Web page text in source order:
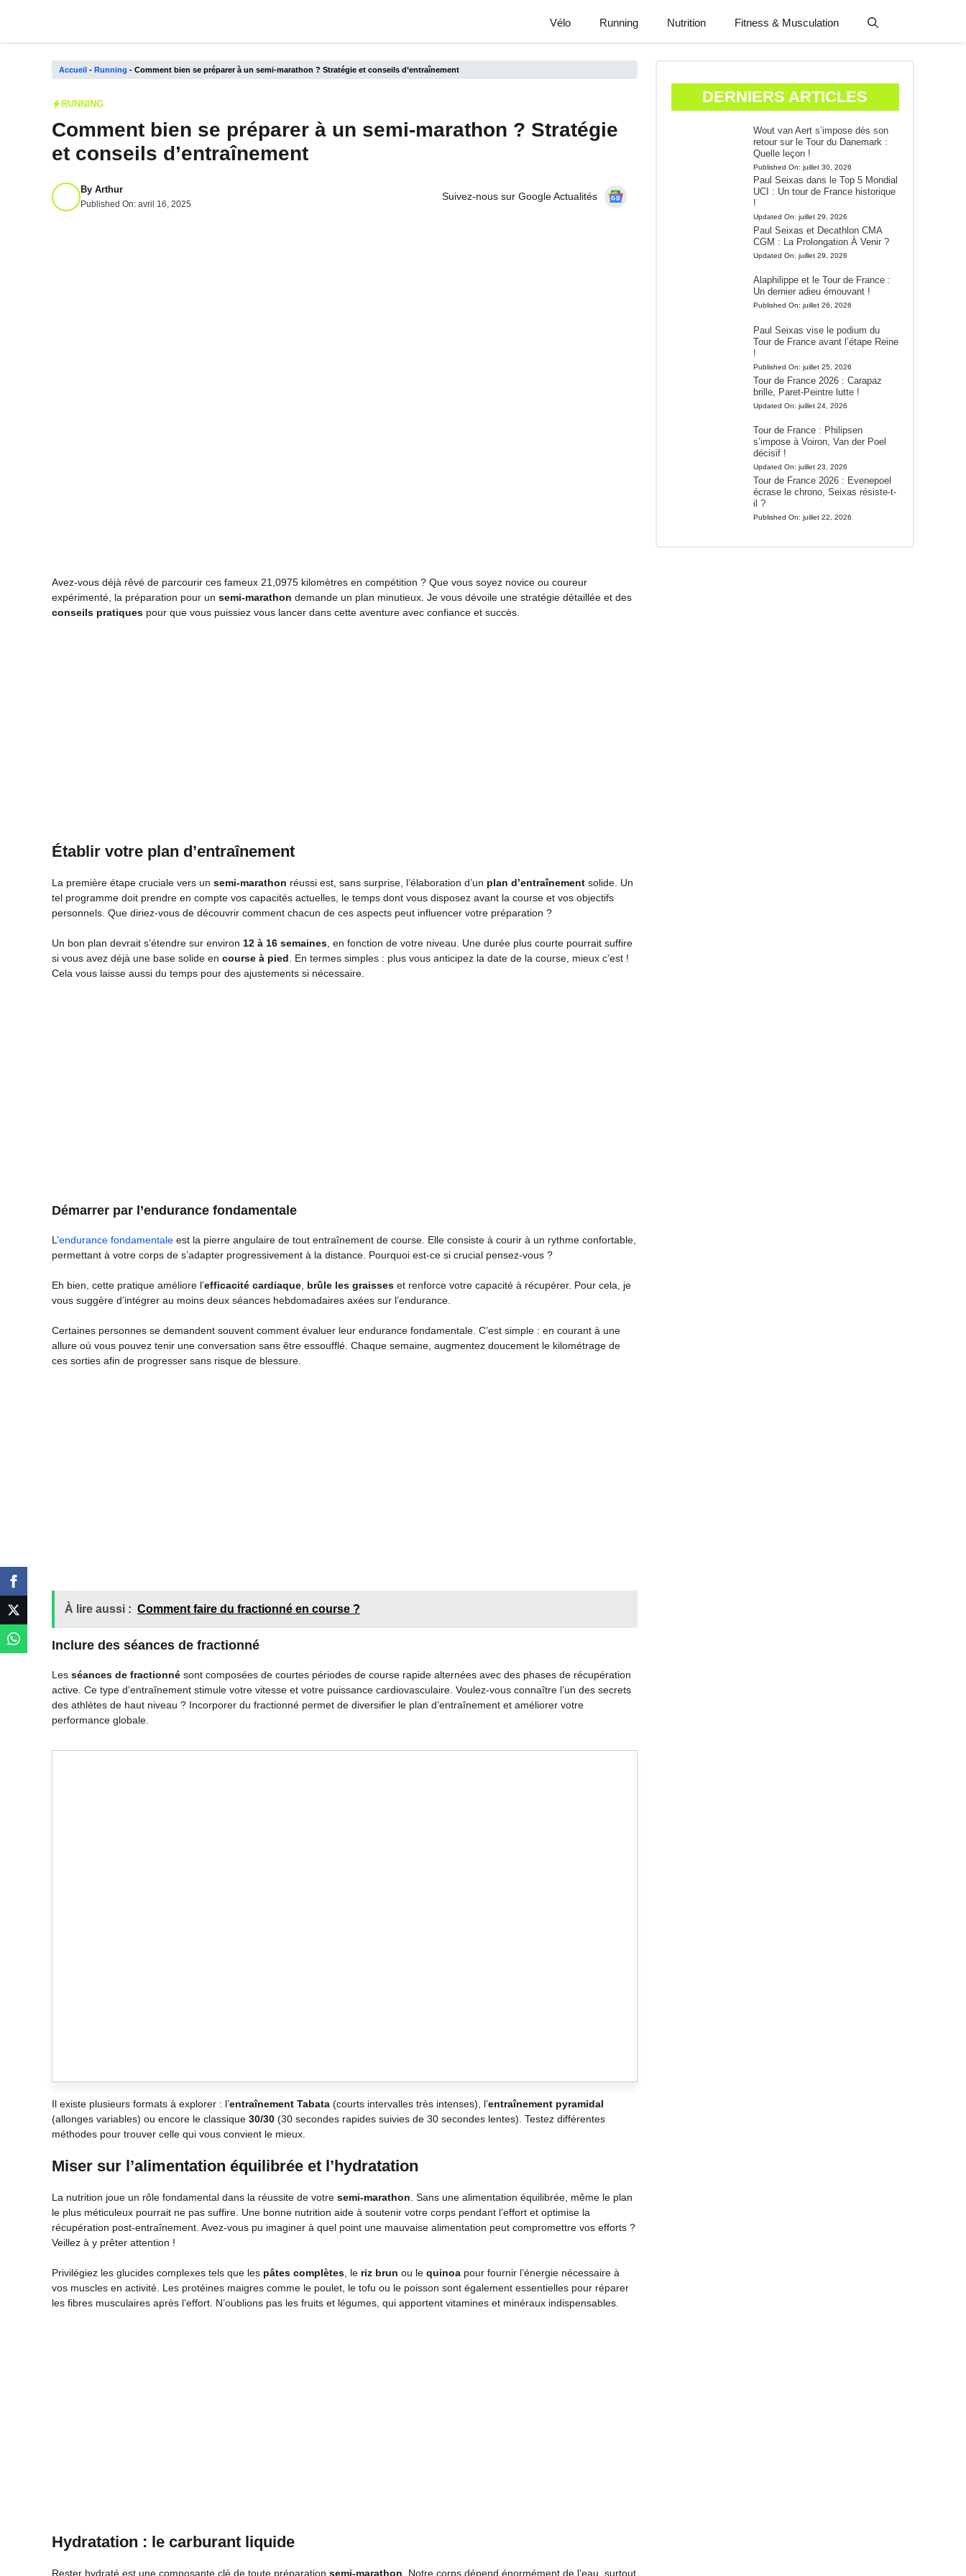
Vélo Running Nutrition Fitness & Musculation
Accueil - Running - Comment bien se préparer à un semi-marathon ? Stratégie et conseils d’entraînement
RUNNING
Comment bien se préparer à un semi-marathon ? Stratégie
et conseils d’entraînement
By Arthur
Published On: avril 16, 2025
Suivez-nous sur Google Actualités
Avez-vous déjà rêvé de parcourir ces fameux 21,0975 kilomètres en compétition ? Que vous soyez novice ou coureur
expérimenté, la préparation pour un semi-marathon demande un plan minutieux. Je vous dévoile une stratégie détaillée et des
conseils pratiques pour que vous puissiez vous lancer dans cette aventure avec confiance et succès.
Établir votre plan d’entraînement
La première étape cruciale vers un semi-marathon réussi est, sans surprise, l’élaboration d’un plan d’entraînement solide. Un
tel programme doit prendre en compte vos capacités actuelles, le temps dont vous disposez avant la course et vos objectifs
personnels. Que diriez-vous de découvrir comment chacun de ces aspects peut influencer votre préparation ?
Un bon plan devrait s’étendre sur environ 12 à 16 semaines, en fonction de votre niveau. Une durée plus courte pourrait suffire
si vous avez déjà une base solide en course à pied. En termes simples : plus vous anticipez la date de la course, mieux c’est !
Cela vous laisse aussi du temps pour des ajustements si nécessaire.
Démarrer par l’endurance fondamentale
L’endurance fondamentale est la pierre angulaire de tout entraînement de course. Elle consiste à courir à un rythme confortable,
permettant à votre corps de s’adapter progressivement à la distance. Pourquoi est-ce si crucial pensez-vous ?
Eh bien, cette pratique améliore l’efficacité cardiaque, brûle les graisses et renforce votre capacité à récupérer. Pour cela, je
vous suggère d’intégrer au moins deux séances hebdomadaires axées sur l’endurance.
Certaines personnes se demandent souvent comment évaluer leur endurance fondamentale. C’est simple : en courant à une
allure où vous pouvez tenir une conversation sans être essoufflé. Chaque semaine, augmentez doucement le kilométrage de
ces sorties afin de progresser sans risque de blessure.
À lire aussi : Comment faire du fractionné en course ?
Inclure des séances de fractionné
Les séances de fractionné sont composées de courtes périodes de course rapide alternées avec des phases de récupération
active. Ce type d’entraînement stimule votre vitesse et votre puissance cardiovasculaire. Voulez-vous connaître l’un des secrets
des athlètes de haut niveau ? Incorporer du fractionné permet de diversifier le plan d’entraînement et améliorer votre
performance globale.
Il existe plusieurs formats à explorer : l’entraînement Tabata (courts intervalles très intenses), l’entraînement pyramidal
(allonges variables) ou encore le classique 30/30 (30 secondes rapides suivies de 30 secondes lentes). Testez différentes
méthodes pour trouver celle qui vous convient le mieux.
Miser sur l’alimentation équilibrée et l’hydratation
La nutrition joue un rôle fondamental dans la réussite de votre semi-marathon. Sans une alimentation équilibrée, même le plan
le plus méticuleux pourrait ne pas suffire. Une bonne nutrition aide à soutenir votre corps pendant l’effort et optimise la
récupération post-entraînement. Avez-vous pu imaginer à quel point une mauvaise alimentation peut compromettre vos efforts ?
Veillez à y prêter attention !
Privilégiez les glucides complexes tels que les pâtes complètes, le riz brun ou le quinoa pour fournir l’énergie nécessaire à
vos muscles en activité. Les protéines maigres comme le poulet, le tofu ou le poisson sont également essentielles pour réparer
les fibres musculaires après l’effort. N’oublions pas les fruits et légumes, qui apportent vitamines et minéraux indispensables.
Hydratation : le carburant liquide
Rester hydraté est une composante clé de toute préparation semi-marathon . Notre corps dépend énormément de l’eau, surtout
DERNIERS ARTICLES
Wout van Aert s’impose dès son
retour sur le Tour du Danemark :
Quelle leçon !
Published On: juillet 30, 2026
Paul Seixas dans le Top 5 Mondial
UCI : Un tour de France historique
!
Updated On: juillet 29, 2026
Paul Seixas et Decathlon CMA
CGM : La Prolongation À Venir ?
Updated On: juillet 29, 2026
Alaphilippe et le Tour de France :
Un dernier adieu émouvant !
Published On: juillet 26, 2026
Paul Seixas vise le podium du
Tour de France avant l’étape Reine
!
Published On: juillet 25, 2026
Tour de France 2026 : Carapaz
brille, Paret-Peintre lutte !
Updated On: juillet 24, 2026
Tour de France : Philipsen
s’impose à Voiron, Van der Poel
décisif !
Updated On: juillet 23, 2026
Tour de France 2026 : Evenepoel
écrase le chrono, Seixas résiste-t-
il ?
Published On: juillet 22, 2026